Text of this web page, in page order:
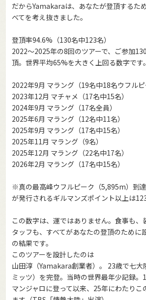
だからYamakaraは、あなたが登頂するた
べてを考え抜きました。
登頂率94.6%（130名中123名）
2022〜2025年の8回のツアーで、ご参加
頂。世界平均65%を大きく上回る数字です。
2022年9月 マラング（19名中18名ウフルピ
2023年12月 マチャメ（17名中15名）
2024年9月 マラング（17名全員）
2025年6月 マラング（12名中11名）
2025年9月 マラング（17名中15名）
2025年11月 マラング（9名）
2025年12月 マラング（22名中17名）
2026年2月 マラング（17名中15名）
※真の最高峰ウフルピーク（5,895m）到
が発行されるギルマンズポイント以上は123
この数字は、運ではありません。食事も、
タッフも、すべてがあなたの登頂のために
の結果です。
このツアーを設計したのは
山田淳（Yamakara創業者）。 23歳で七大
ミッツ）を完登。当時の世界最年少記録。
マンジャロに登って以来、25年にわたりこ